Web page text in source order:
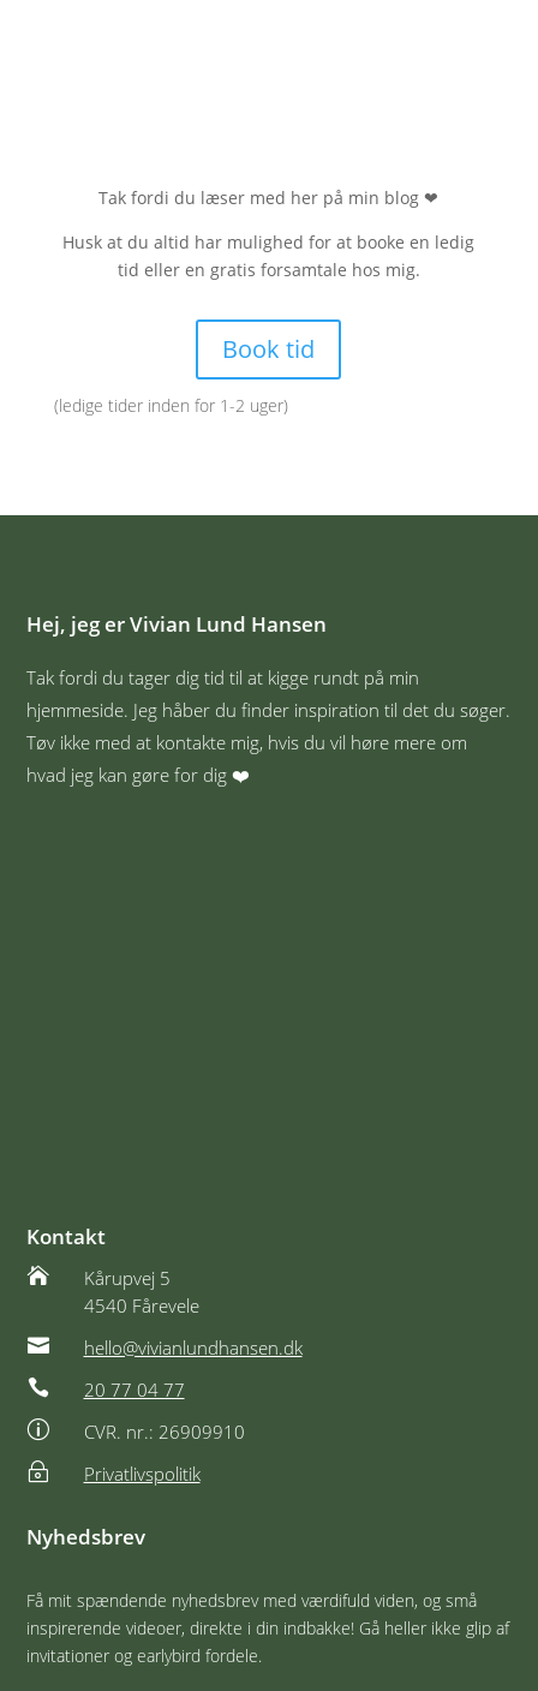
Tak fordi du læser med her på min blog❤
Husk at du altid har mulighed for at booke en ledig
tid eller en gratis forsamtale hos mig.
Book tid
(ledige tider inden for 1-2 uger)
Hej, jeg er Vivian Lund Hansen
Tak fordi du tager dig tid til at kigge rundt på min
hjemmeside. Jeg håber du finder inspiration til det du søger.
Tøv ikke med at kontakte mig, hvis du vil høre mere om
hvad jeg kan gøre for dig ❤️
Kontakt

Kårupvej 5
4540 Fårevele
 hello@vivianlundhansen.dk
 20 77 04 77
p CVR. nr.: 26909910
~ Privatlivspolitik
Nyhedsbrev
Få mit spændende nyhedsbrev med værdifuld viden, og små
inspirerende videoer, direkte i din indbakke! Gå heller ikke glip af
invitationer og earlybird fordele.